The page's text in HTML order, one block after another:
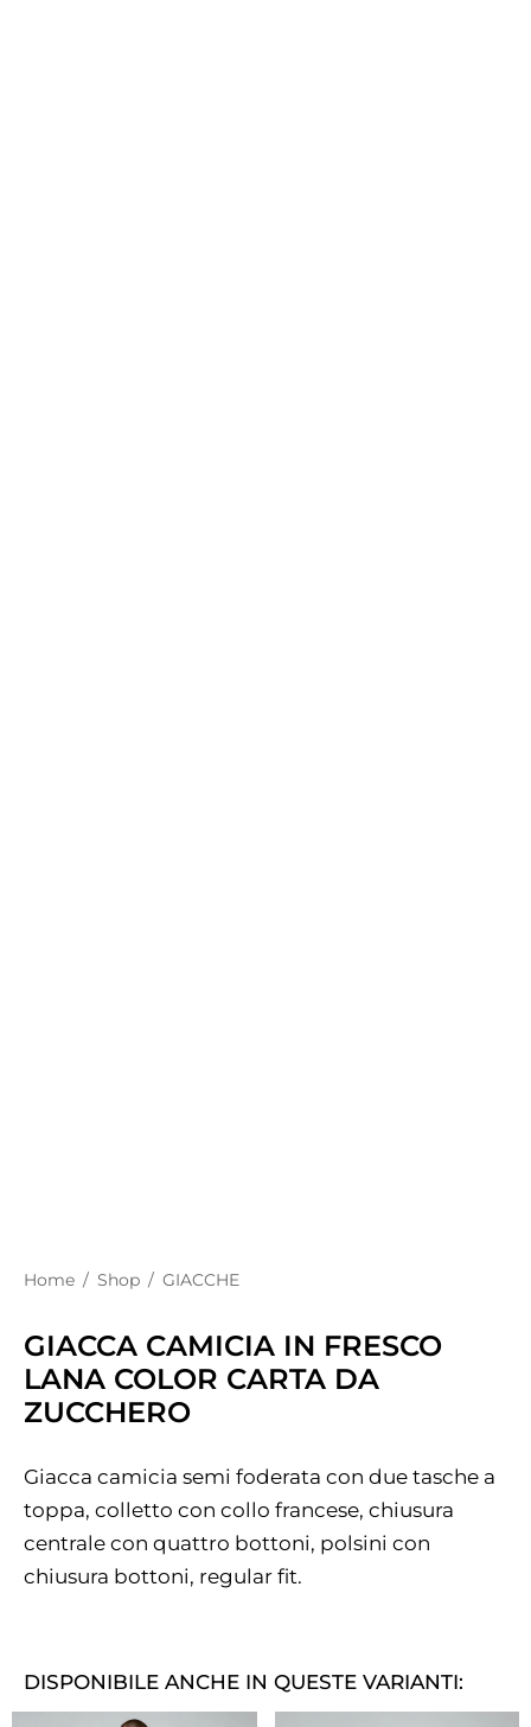
Home / Shop / GIACCHE
GIACCA CAMICIA IN FRESCO
LANA COLOR CARTA DA
ZUCCHERO
Giacca camicia semi foderata con due tasche a
toppa, colletto con collo francese, chiusura
centrale con quattro bottoni, polsini con
chiusura bottoni, regular fit.
DISPONIBILE ANCHE IN QUESTE VARIANTI: